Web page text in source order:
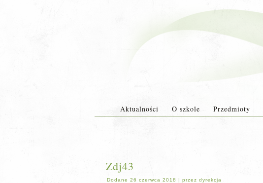
Aktualności O szkole Przedmioty
Zdj43
Dodane 26 czerwca 2018 | przez dyrekcja